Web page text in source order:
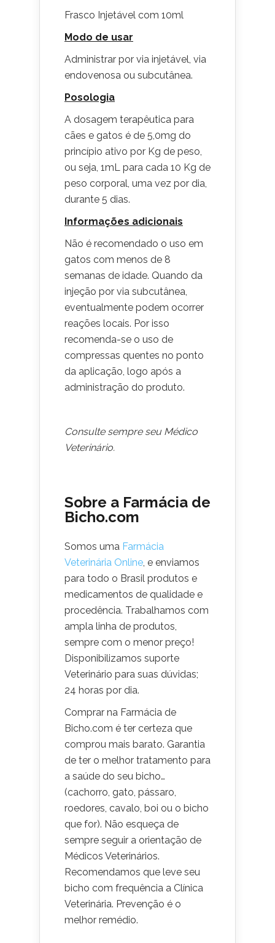
Frasco Injetável com 10ml
Modo de usar
Administrar por via injetável, via
endovenosa ou subcutânea.
Posologia
A dosagem terapêutica para
cães e gatos é de 5,0mg do
princípio ativo por Kg de peso,
ou seja, 1mL para cada 10 Kg de
peso corporal, uma vez por dia,
durante 5 dias.
Informações adicionais
Não é recomendado o uso em
gatos com menos de 8
semanas de idade. Quando da
injeção por via subcutânea,
eventualmente podem ocorrer
reações locais. Por isso
recomenda-se o uso de
compressas quentes no ponto
da aplicação, logo após a
administração do produto.
Consulte sempre seu Médico
Veterinário.
Sobre a Farmácia de
Bicho.com
Somos uma Farmácia
Veterinária Online, e enviamos
para todo o Brasil produtos e
medicamentos de qualidade e
procedência. Trabalhamos com
ampla linha de produtos,
sempre com o menor preço!
Disponibilizamos suporte
Veterinário para suas dúvidas;
24 horas por dia.
Comprar na Farmácia de
Bicho.com é ter certeza que
comprou mais barato. Garantia
de ter o melhor tratamento para
a saúde do seu bicho…
(cachorro, gato, pássaro,
roedores, cavalo, boi ou o bicho
que for). Não esqueça de
sempre seguir a orientação de
Médicos Veterinários.
Recomendamos que leve seu
bicho com frequência a Clínica
Veterinária. Prevenção é o
melhor remédio.